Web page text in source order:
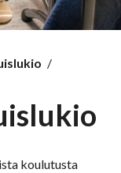
/
koulutusta